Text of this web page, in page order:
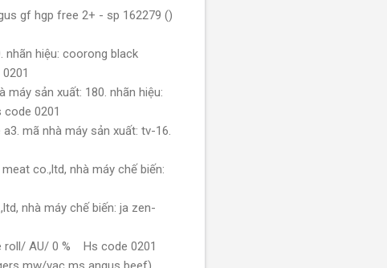
gf hgp free 2+ - sp 162279 ()
nhãn hiệu: coorong black
sản xuất: 180. nhãn hiệu:
0201
mã nhà máy sản xuất: tv-16.
co.,ltd, nhà máy chế biến:
nhà máy chế biến: ja zen-
roll/ AU/ 0 % Hs code 0201